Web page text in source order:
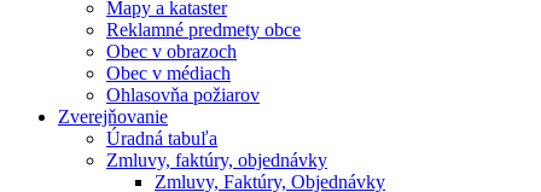
Mapy a kataster
Reklamné predmety obce
Obec v obrazoch
Obec v médiach
Ohlasovňa požiarov
Zverejňovanie
Úradná tabuľa
Zmluvy, faktúry, objednávky
Zmluvy, Faktúry, Objednávky